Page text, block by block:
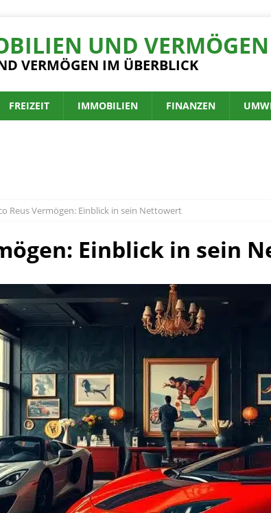
UND
VERMÖGEN IM ÜBERBLICK
FREIZEIT IMMOBILIEN FINANZEN
Reus Vermögen: Einblick in sein Nettowert
Einblick in sein